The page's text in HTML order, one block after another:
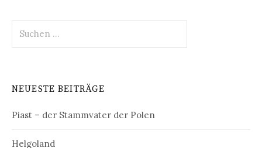
nach:
NEUESTE BEITRÄGE
Piast – der Stammvater der Polen
Helgoland